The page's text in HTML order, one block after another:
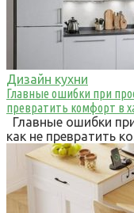
Дизайн кухни
Главные ошибки при
превратить комфорт в
Главные ошибки
как не превратить